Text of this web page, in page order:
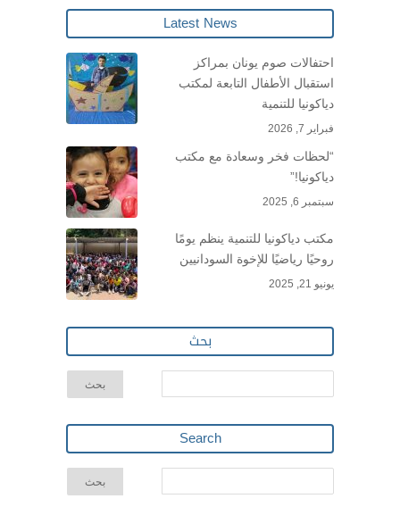
Latest News
احتفالات صوم يونان بمراكز
استقبال الأطفال التابعة لمكتب
دياكونيا للتنمية
فبراير 7, 2026
“لحظات فخر وسعادة مع مكتب
دياكونيا!”
سبتمبر 6, 2025
مكتب دياكونيا للتنمية ينظم يومًا
روحيًا رياضيًا للإخوة السودانيين
يونيو 21, 2025
بحث
Search